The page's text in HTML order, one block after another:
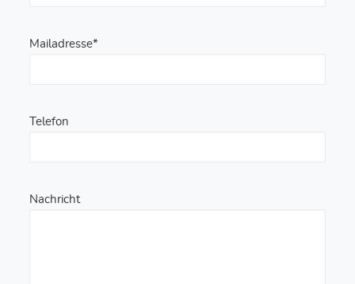
Mailadresse*
Telefon
Nachricht